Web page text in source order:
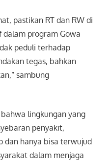
pastikan RT dan RW di
program Gowa
peduli terhadap
tegas, bahkan
sambung
lingkungan yang
penyakit,
dan hanya bisa terwujud
dalam menjaga